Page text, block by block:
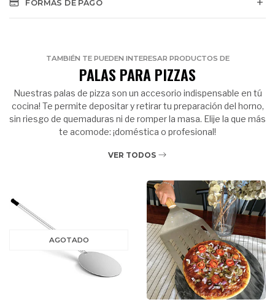
FORMAS DE PAGO
TAMBIÉN TE PUEDEN INTERESAR PRODUCTOS DE
PALAS PARA PIZZAS
Nuestras palas de pizza son un accesorio indispensable en tú
cocina! Te permite depositar y retirar tu preparación del horno,
sin riesgo de quemaduras ni de romper la masa. Elije la que más
te acomode: ¡doméstica o profesional!
VER TODOS
AGOTADO